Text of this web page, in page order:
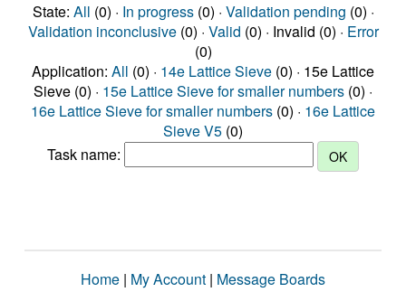
State: All (0) · In progress(0) · Validation pending (0) ·
Validation inconclusive(0) · Valid (0) · Invalid (0) · Error
(0)
Application: All (0) · 14e Lattice Sieve (0) · 15e Lattice
Sieve (0) · 15e Lattice Sieve for smaller numbers (0) ·
16e Lattice Sieve for smaller numbers (0) · 16e Lattice
Sieve V5 (0)
Task name:
Home | My Account | Message Boards